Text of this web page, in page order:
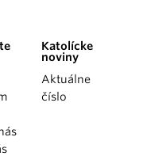
Katolícke
noviny
Aktuálne
číslo